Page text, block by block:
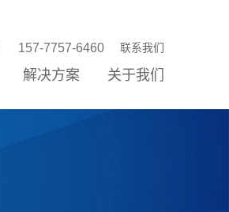
157-7757-6460 联系我们
解决方案 关于我们